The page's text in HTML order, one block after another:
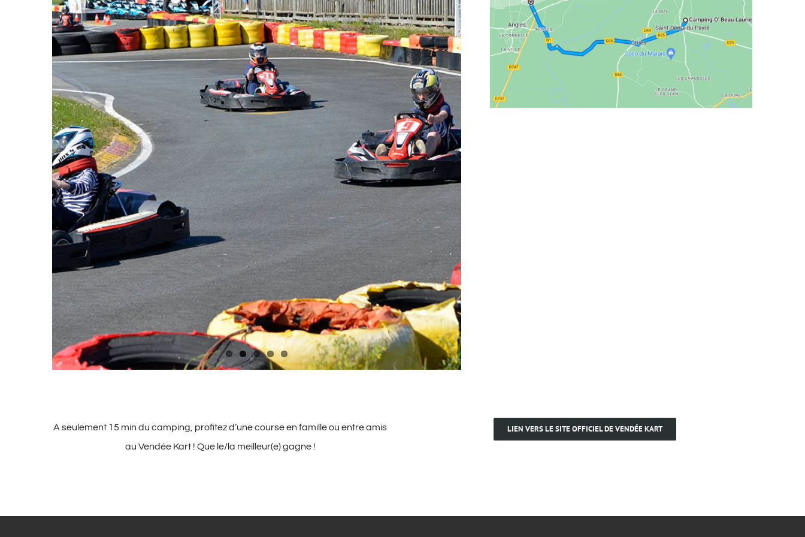
A seulement 15 min du camping, profitez d’une course en famille ou entre amis
au Vendée Kart ! Que le/la meilleur(e) gagne !
LIEN VERS LE SITE OFFICIEL DE VENDÉE KART